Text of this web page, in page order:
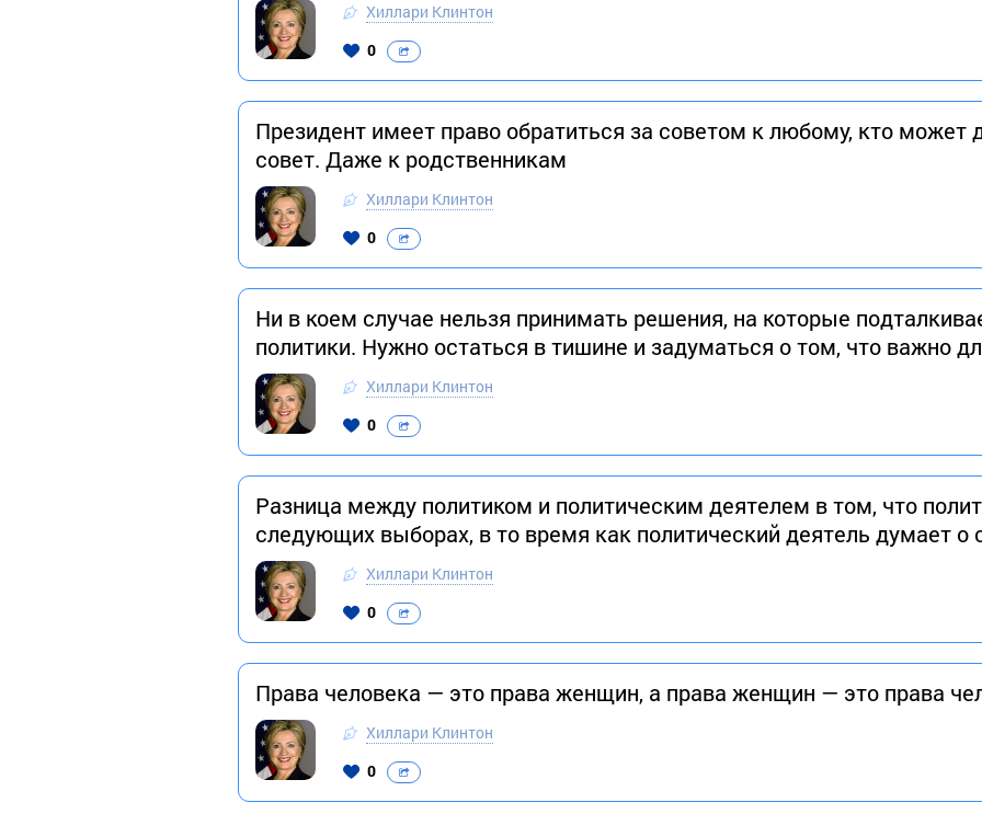
Хиллари Клинтон
0
Президент имеет право обратиться за советом к любому, кто может
совет. Даже к родственникам
Хиллари Клинтон
0
Ни в коем случае нельзя принимать решения, на которые
политики. Нужно остаться в тишине и задуматься о том, что важно
Хиллари Клинтон
0
Разница между политиком и политическим деятелем в том, что
следующих выборах, в то время как политический деятель думает
Хиллари Клинтон
0
Права человека — это права женщин, а права женщин — это права
Хиллари Клинтон
0